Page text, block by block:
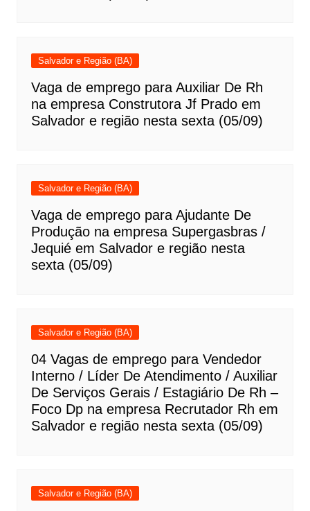
Salvador e Região (BA)
Vaga de emprego para Auxiliar De Rh
na empresa Construtora Jf Prado em
Salvador e região nesta sexta (05/09)
Salvador e Região (BA)
Vaga de emprego para Ajudante De
Produção na empresa Supergasbras /
Jequié em Salvador e região nesta
sexta (05/09)
Salvador e Região (BA)
04 Vagas de emprego para Vendedor
Interno / Líder De Atendimento / Auxiliar
De Serviços Gerais / Estagiário De Rh –
Foco Dp na empresa Recrutador Rh em
Salvador e região nesta sexta (05/09)
Salvador e Região (BA)